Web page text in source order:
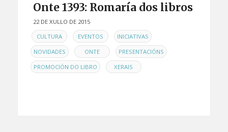
Onte 1393: Romaría dos libros
22 DE XULLO DE 2015
EN CULTURA , EVENTOS , INICIATIVAS ,
NOVIDADES , ONTE , PRESENTACIÓNS ,
PROMOCIÓN DO LIBRO , XERAIS